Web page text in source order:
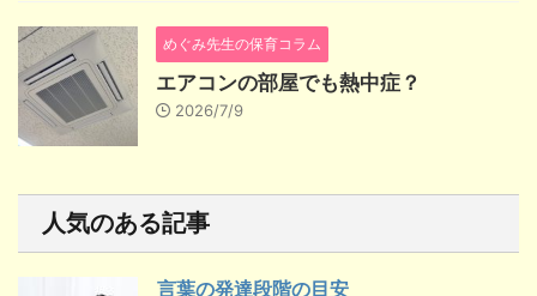
めぐみ先生の保育コラム
エアコンの部屋でも熱中症？
2026/7/9
人気のある記事
言葉の発達段階の目安